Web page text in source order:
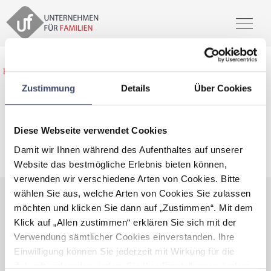
Zustimmung Details Über Cookies
Diese Webseite verwendet Cookies
Damit wir Ihnen während des Aufenthaltes auf unserer
Website das bestmögliche Erlebnis bieten können,
verwenden wir verschiedene Arten von Cookies. Bitte
wählen Sie aus, welche Arten von Cookies Sie zulassen
möchten und klicken Sie dann auf „Zustimmen“. Mit dem
Klick auf „Allen zustimmen“ erklären Sie sich mit der
Verwendung sämtlicher Cookies einverstanden. Ihre
Einwilligung können Sie jederzeit mit Wirkung für die
Home > Unsere Partner > Arbeitsmarktservice Burgenland
Arbeitsmarktservice Burgenland
Daten und Fakten
Kontaktdaten sind nur für Premium
Mitglieder ersichtlich.